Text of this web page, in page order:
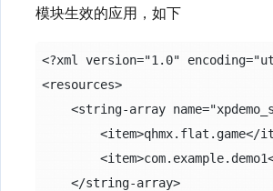
模块生效的应用，如下
<?xml version="1.0"
<resources>
<string-array
<item>qhmx.flat.game</
    </string-array>